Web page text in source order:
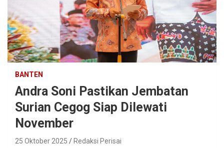
BANTEN
Andra Soni Pastikan Jembatan
Surian Cegog Siap Dilewati
November
25 Oktober 2025 Redaksi Perisai